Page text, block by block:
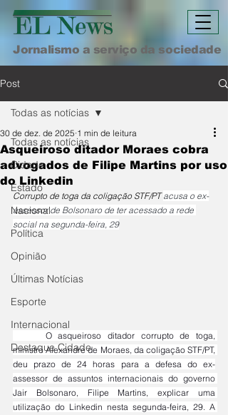
Jornalismo a serviço da sociedade
Post
Todas as notícias
Cidade
Estado
Nacional
Política
Opinião
Últimas Notícias
Esporte
Internacional
Destaque Cidade
Todas as notícias
Asqueiroso ditador Moraes cobra
advogados de Filipe Martins por uso
do Linkedin
30 de dez. de 2025 1 min de leitura
Corrupto de toga da coligação STF/PT acusa o ex-
assessor de Bolsonaro de ter acessado a rede
social na segunda-feira, 29
ministro Alexandre de Moraes, da coligação STF/PT,
deu prazo de 24 horas para a defesa do ex-
assessor de assuntos internacionais do governo
Jair Bolsonaro, Filipe Martins, explicar uma
utilização do Linkedin nesta segunda-feira, 29. A